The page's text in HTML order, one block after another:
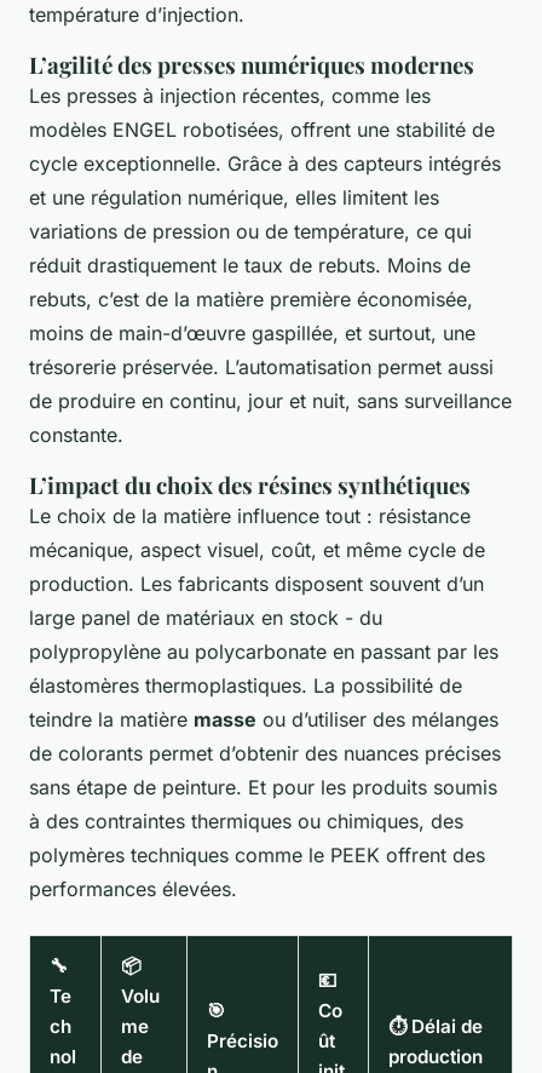
température d’injection.
L’agilité des presses numériques modernes
Les presses à injection récentes, comme les
modèles ENGEL robotisées, offrent une stabilité de
cycle exceptionnelle. Grâce à des capteurs intégrés
et une régulation numérique, elles limitent les
variations de pression ou de température, ce qui
réduit drastiquement le taux de rebuts. Moins de
rebuts, c’est de la matière première économisée,
moins de main-d’œuvre gaspillée, et surtout, une
trésorerie préservée. L’automatisation permet aussi
de produire en continu, jour et nuit, sans surveillance
constante.
L’impact du choix des résines synthétiques
Le choix de la matière influence tout : résistance
mécanique, aspect visuel, coût, et même cycle de
production. Les fabricants disposent souvent d’un
large panel de matériaux en stock - du
polypropylène au polycarbonate en passant par les
élastomères thermoplastiques. La possibilité de
teindre la matière masse ou d’utiliser des mélanges
de colorants permet d’obtenir des nuances précises
sans étape de peinture. Et pour les produits soumis
à des contraintes thermiques ou chimiques, des
polymères techniques comme le PEEK offrent des
performances élevées.
🔧
Te
ch
nol
📦
Volu
me
de
🎯
Précisio
💶
Co
ût
⏱️ Délai de
production